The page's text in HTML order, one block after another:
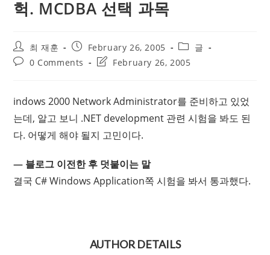
헉. MCDBA 선택 과목
Post
author:
최 재훈
Post
published:
February 26, 2005
Post
category:
글
Post0 Comments
PostFebruary 26, 2005
indows 2000 Network Administrator를 준비하고 있었
는데, 알고 보니 .NET development 관련 시험을 봐도 된
다. 어떻게 해야 될지 고민이다.
— 블로그 이전한 후 덧붙이는 말
결국 C# Windows Application쪽 시험을 봐서 통과했다.
AUTHOR DETAILS